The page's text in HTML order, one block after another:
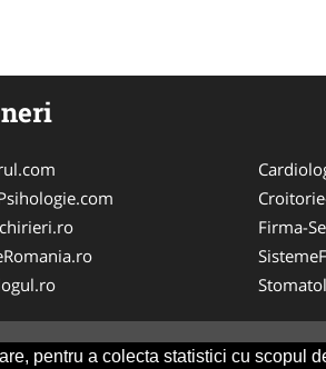
pentru a colecta statistici cu scopul
Firma-
-ANPC SOL